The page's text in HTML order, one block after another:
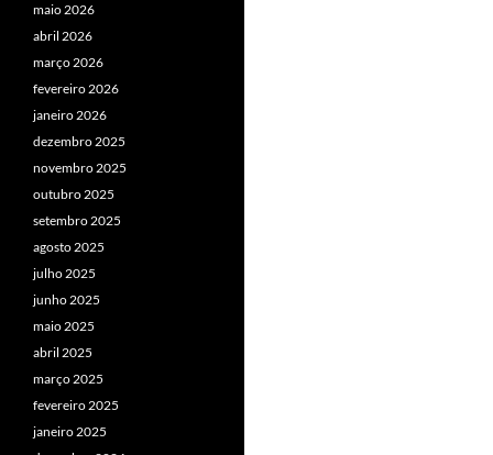
maio 2026
abril 2026
março 2026
fevereiro 2026
janeiro 2026
dezembro 2025
novembro 2025
outubro 2025
setembro 2025
agosto 2025
julho 2025
junho 2025
maio 2025
abril 2025
março 2025
fevereiro 2025
janeiro 2025